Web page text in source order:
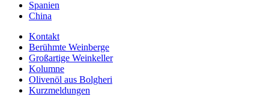
Spanien
China
Kontakt
Berühmte Weinberge
Großartige Weinkeller
Kolumne
Olivenöl aus Bolgheri
Kurzmeldungen